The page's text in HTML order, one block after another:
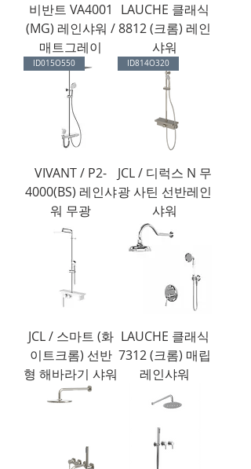
비반트 VA4001
(MG) 레인샤워 /
매트그레이
LAUCHE 클래식
8812 (크롬) 레인
샤워
ID015O550
VIVANT / P2-
4000(BS) 레인샤
워 무광
ID814O320
JCL / 디럭스 N 무
광 사틴 선반레인
샤워
JCL / 스마트 (화
이트크롬) 선반
형 해바라기 샤워
LAUCHE 클래식
7312 (크롬) 매립
레인샤워